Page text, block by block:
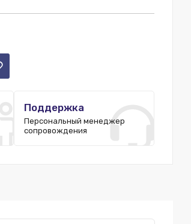
Поддержка
Персональный менеджер
сопровождения